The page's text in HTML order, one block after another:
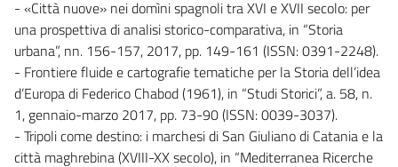
- «Città nuove» nei domìni spagnoli tra XVI e XVII secolo: per
una prospettiva di analisi storico-comparativa, in “Storia
urbana”, nn. 156-157, 2017, pp. 149-161 (ISSN: 0391-2248).
- Frontiere fluide e cartografie tematiche per la Storia dell’idea
d’Europa di Federico Chabod (1961), in “Studi Storici”, a. 58, n.
1, gennaio-marzo 2017, pp. 73-90 (ISSN: 0039-3037).
- Tripoli come destino: i marchesi di San Giuliano di Catania e la
città maghrebina (XVIII-XX secolo), in “Mediterranea Ricerche